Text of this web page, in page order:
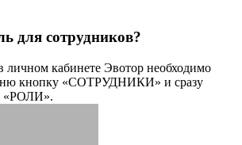
для сотрудников?
личном кабинете Эвотор необходимо
кнопку «СОТРУДНИКИ» и сразу
«РОЛИ».